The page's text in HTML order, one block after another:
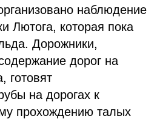
наблюдение
Лютога, которая пока
Дорожники,
дорог на
готовят
на дорогах к
прохождению талых